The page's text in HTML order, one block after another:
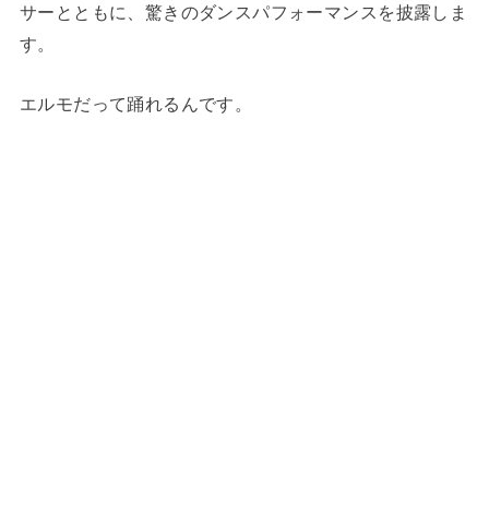
サーとともに、驚きのダンスパフォーマンスを披露しま
す。
エルモだって踊れるんです。